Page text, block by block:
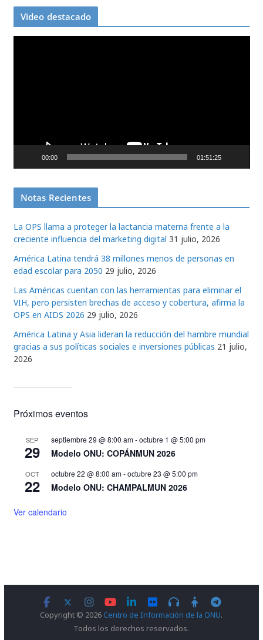
Video destacado
c
r
v
d
e
o
00:00 01:51:25
Notas Recientes
La OPS llama a proteger la lactancia materna frente a la
creciente influencia del marketing digital 31 julio, 2026
América Latina tendrá 38 millones menos de personas en
edad escolar para 2050 29 julio, 2026
Las Américas cuentan con las herramientas para eliminar el
VIH, pero persisten brechas de acceso y cobertura, afirma la
OPS en AIDS 2026 29 julio, 2026
América Latina y Asia lideran la reducción del hambre mundial
gracias a sus políticas sociales e inversiones públicas 21 julio,
2026
Próximos eventos
SEP
29
septiembre 29 @ 8:00 am-octubre 1 @ 5:00 pm
Modelo ONU: COPÁNMUN 2026
OCT
22
octubre 22 @ 8:00 am-octubre 23 @ 5:00 pm
Modelo ONU: CHAMPALMUN 2026
Ver calendario
Copyright © 2026Centro de Información de la ONU.
Todos los derechos reservados.